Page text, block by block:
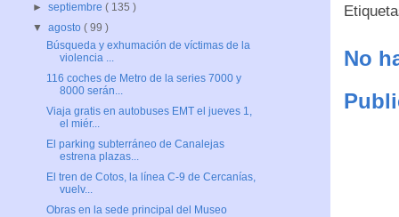
No
►septiembre( 135 )
▼agosto( 99 )
Búsqueda y exhumación de víctimas de la
violencia ...
116 coches de Metro de la series 7000 y
8000 serán...
Viaja gratis en autobuses EMT el jueves 1,
el miér...
El parking subterráneo de Canalejas
estrena plazas...
El tren de Cotos, la línea C-9 de Cercanías,
vuelv...
Obras en la sede principal del Museo